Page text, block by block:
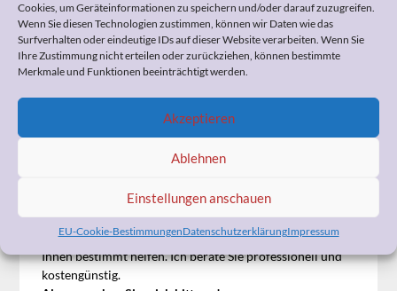
Cookies, um Geräteinformationen zu speichern und/oder darauf zuzugreifen.
Wenn Sie diesen Technologien zustimmen, können wir Daten wie das
Surfverhalten oder eindeutige IDs auf dieser Website verarbeiten. Wenn Sie
Ihre Zustimmung nicht erteilen oder zurückziehen, können bestimmte
Merkmale und Funktionen beeinträchtigt werden.
Akzeptieren
Ablehnen
Einstellungen anschauen
EU-Cookie-BestimmungenDatenschutzerklärungImpressum
Hinweis:Sie finden das Urteil unter dem Az:B 9 BL 1/17
R
Wenn Sie Fragen zum Widerspruch, zur
zum Umgang mit Ihrem demenzerkrankten Angehörigen,
zu Ihrer Vorsorgevollmacht und Patientenverfügung
oder anderen pflegerelevanten Themen haben, kann ich
Ihnen bestimmt helfen. Ich berate Sie professionell und
kostengünstig.